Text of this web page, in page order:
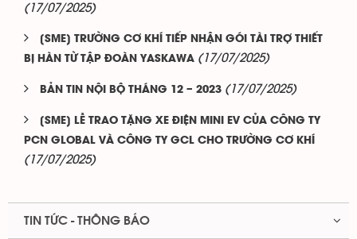
(17/07/2025)
[SME] TRƯỜNG CƠ KHÍ TIẾP NHẬN GÓI TÀI TRỢ THIẾT
BỊ HÀN TỪ TẬP ĐOÀN YASKAWA (17/07/2025)
BẢN TIN NỘI BỘ THÁNG 12 – 2023 (17/07/2025)
[SME] LỄ TRAO TẶNG XE ĐIỆN MINI EV CỦA CÔNG TY
PCN GLOBAL VÀ CÔNG TY GCL CHO TRƯỜNG CƠ KHÍ
(17/07/2025)
TIN TỨC - THÔNG BÁO